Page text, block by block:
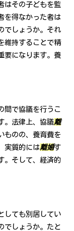
はその子どもを監
を得なかった者は
でしょうか。それ
維持することで精
要になります。養
間で協議を行うこ
。法律上、協議離
ものの、養育費を
実質的には離婚す
。そして、経済的
しても別居してい
でしょうか。たと